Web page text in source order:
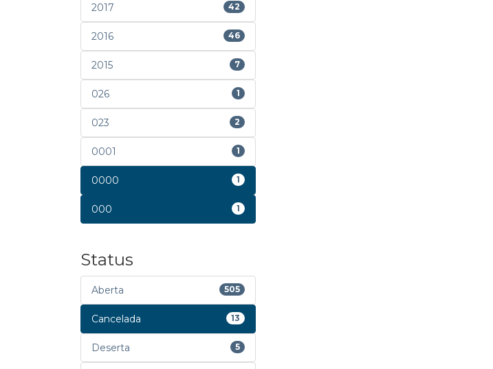
2017 42
2016 46
2015 7
026 1
023 2
0001 1
0000 1
000 1
Status
Aberta 505
Cancelada 13
Deserta 5